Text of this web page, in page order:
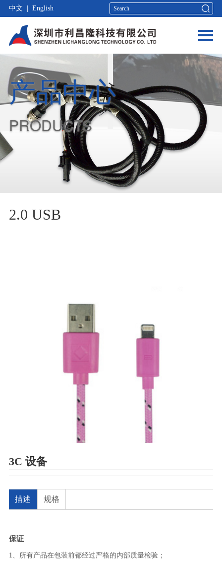
中文 English
产品中心
PRODUCTS
2.0 USB
3C 设备
描述 规格
保证
1、所有产品在包装前都经过严格的内部质量检验；